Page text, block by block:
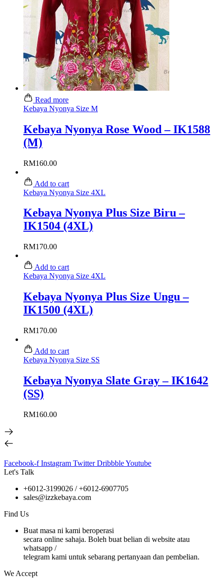
Read more
Kebaya Nyonya Size M
Kebaya Nyonya Rose Wood – IK1588
(M)
RM160.00
Add to cart
Kebaya Nyonya Size 4XL
Kebaya Nyonya Plus Size Biru –
IK1504 (4XL)
RM170.00
Add to cart
Kebaya Nyonya Size 4XL
Kebaya Nyonya Plus Size Ungu –
IK1500 (4XL)
RM170.00
Add to cart
Kebaya Nyonya Size SS
Kebaya Nyonya Slate Gray – IK1642
(SS)
RM160.00
Facebook-f Instagram Twitter DribbbleYoutube
Let's Talk
+6012-3199026 / +6012-6907705
sales@izzkebaya.com
Find Us
Buat masa ni kami beroperasi
secara online sahaja. Boleh buat belian di website atau
whatsapp /
telegram kami untuk sebarang pertanyaan dan pembelian.
We Accept